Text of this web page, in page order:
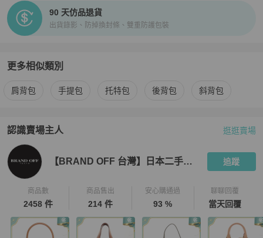
90 天仿品退貨
出貨錄影、防掉換封條、雙重防護包裝
更多相似類別
更多Louis Vuitton女包 相似商品推薦
肩背包 手提包 托特包 後背包 斜背包
認識賣場主人
PopChill 拍拍圈嚴選賣家 【BRAND OFF 台灣】日本二手名
逛逛賣場
【BRAND OFF 台灣】日本二手名牌精品店 追蹤
商品數
2458 件
商品售出
214 件
安心購通過
93 %
聊聊回覆
當天回覆